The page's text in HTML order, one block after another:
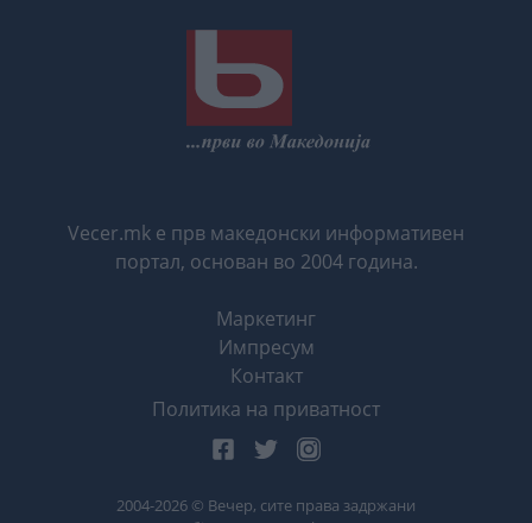
Vecer.mk е прв македонски информативен
портал, основан во 2004 година.
Маркетинг
Импресум
Контакт
Политика на приватност
2004-2026 © Вечер, сите права задржани